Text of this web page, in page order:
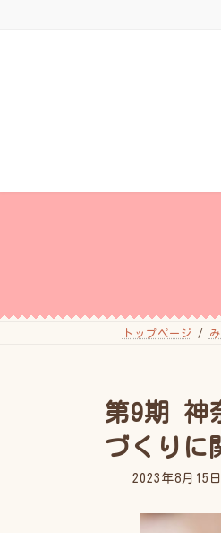
トップページ
第9期 神
づくりに
2023年8月15日